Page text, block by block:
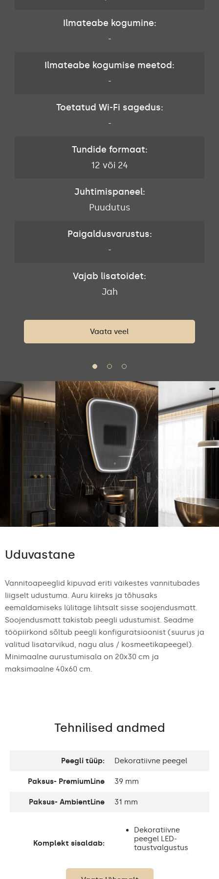
Ilmateabe kogumine:
-
Ilmateabe kogumise meetod:
-
Toetatud Wi-Fi sagedus:
-
Tundide formaat:
12 või 24
Juhtimispaneel:
Puudutus
Paigaldusvarustus:
-
Vajab lisatoidet:
Jah
Vaata veel
Uduvastane
Vannitoapeeglid kipuvad eriti väikestes vannitubades
liigselt udustuma. Auru kiireks ja tõhusaks
eemaldamiseks lülitage lihtsalt sisse soojendusmatt.
Soojendusmatt takistab peegli udustumist. Seadme
tööpiirkond sõltub peegli konfiguratsioonist (suurus ja
valitud lisatarvikud, nagu alus / kosmeetikapeegel).
Minimaalne aurustumisala on 20x30 cm ja
maksimaalne 40x60 cm.
Tehnilised andmed
Peegli tüüp: Dekoratiivne peegel
Paksus- PremiumLine 39 mm
Paksus- AmbientLine 31 mm
Komplekt sisaldab:
Dekoratiivne
peegel LED-
taustvalgustus
Paigaldustarvikud